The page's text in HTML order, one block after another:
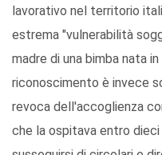
lavorativo nel territorio
estrema "vulnerabilità
madre di una bimba nata
riconoscimento è invece
revoca dell'accoglienza
che la ospitava entro dieci